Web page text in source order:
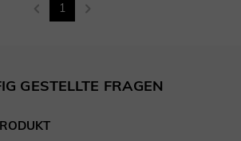
1
GESTELLTE FRAGEN